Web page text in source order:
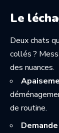
Le
Deux chats
collés ?
des nuances.
de routine.